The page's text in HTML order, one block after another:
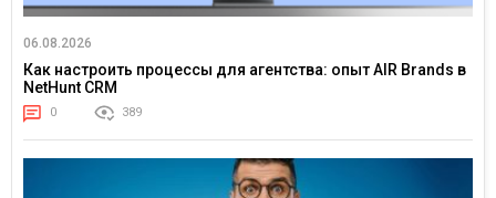
06.08.2026
Как настроить процессы для агентства: опыт AIR Brands в
NetHunt CRM
0 389